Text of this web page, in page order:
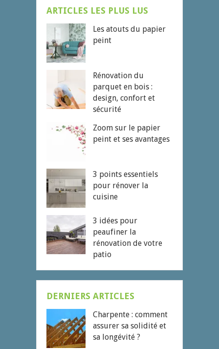
ARTICLES LES PLUS LUS
Les atouts du papier
peint
Rénovation du
parquet en bois :
design, confort et
sécurité
Zoom sur le papier
peint et ses avantages
3 points essentiels
pour rénover la
cuisine
3 idées pour
peaufiner la
rénovation de votre
patio
DERNIERS ARTICLES
Charpente : comment
assurer sa solidité et
sa longévité ?